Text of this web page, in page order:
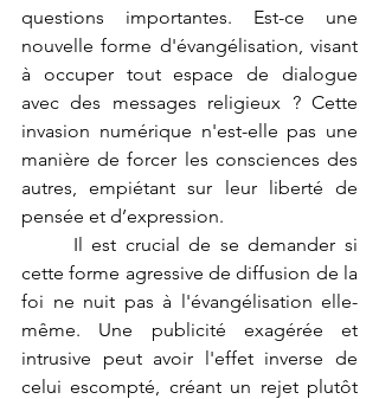
questions importantes. Est-ce une
nouvelle forme d'évangélisation, visant
à occuper tout espace de dialogue
avec des messages religieux ? Cette
invasion numérique n'est-elle pas une
manière de forcer les consciences des
autres, empiétant sur leur liberté de
pensée et d’expression.
cette forme agressive de diffusion de la
foi ne nuit pas à l'évangélisation elle-
même. Une publicité exagérée et
intrusive peut avoir l'effet inverse de
celui escompté, créant un rejet plutôt